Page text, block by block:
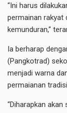
“Ini harus
permainan rakyat
kemunduran,”
Ia berharap
(Pangkotrad)
menjadi warna
permaianan
“Diharapkan